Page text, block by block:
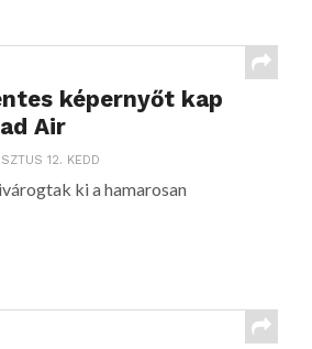
képernyőt kap
Air
12. KEDD
ki a hamarosan